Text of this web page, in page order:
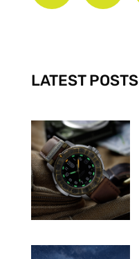
-
f
m
LATEST POSTS